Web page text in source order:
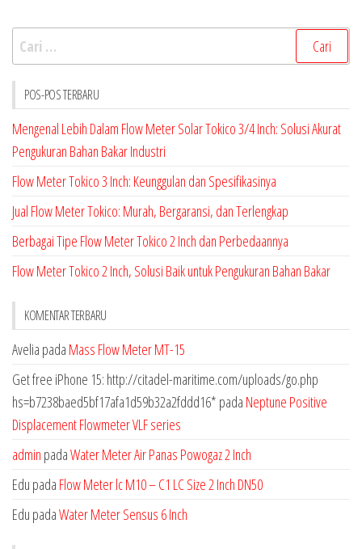
Cari
untuk:
POS-POS TERBARU
Mengenal Lebih Dalam Flow Meter Solar Tokico 3/4 Inch: Solusi Akurat
Pengukuran Bahan Bakar Industri
Flow Meter Tokico 3 Inch: Keunggulan dan Spesifikasinya
Jual Flow Meter Tokico: Murah, Bergaransi, dan Terlengkap
Berbagai Tipe Flow Meter Tokico 2 Inch dan Perbedaannya
Flow Meter Tokico 2 Inch, Solusi Baik untuk Pengukuran Bahan Bakar
KOMENTAR TERBARU
Avelia pada Mass Flow Meter MT-15
Get free iPhone 15: http://citadel-maritime.com/uploads/go.php
hs=b7238baed5bf17afa1d59b32a2fddd16* pada Neptune Positive
Displacement Flowmeter VLF series
admin padaWater Meter Air Panas Powogaz 2 Inch
Edu pada Flow Meter lc M10 – C1 LC Size 2 Inch DN50
Edu padaWater Meter Sensus 6 Inch